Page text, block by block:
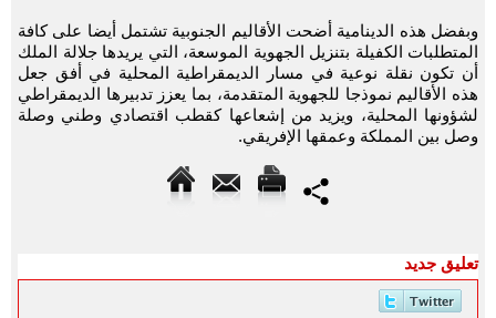
وبفضل هذه الدينامية أضحت الأقاليم الجنوبية تشتمل أيضا على كافة
المتطلبات الكفيلة بتنزيل الجهوية الموسعة، التي يريدها جلالة الملك
أن تكون نقلة نوعية في مسار الديمقراطية المحلية في أفق جعل
هذه الأقاليم نموذجا للجهوية المتقدمة، بما يعزز تدبيرها الديمقراطي
لشؤونها المحلية، ويزيد من إشعاعها كقطب اقتصادي وطني وصلة
وصل بين المملكة وعمقها الإفريقي.
تعليق جديد